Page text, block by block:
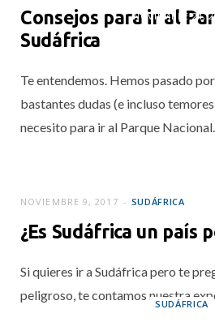
NOVIEMBRE 24,
Consejos para ir al
Sudáfrica
Te entendemos. Hemos pasado
bastantes dudas (e incluso
necesito para ir al Parque
SUDÁFRICA
NOVIEMBRE 9, 2017
¿Es Sudáfrica un país
Si quieres ir a Sudáfrica pero te
peligroso, te contamos nuestra
SUDÁFRICA